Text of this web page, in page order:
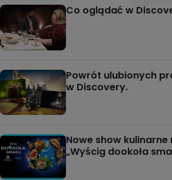
Co oglądać w
Powrót ulubionych
w Discovery.
Nowe show kulinarne
„Wyścig dookoła